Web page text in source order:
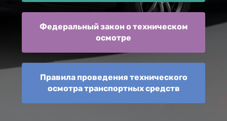
Федеральный закон о техническом
осмотре
Правила проведения технического
осмотра транспортных средств